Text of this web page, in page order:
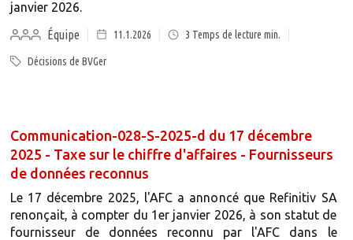
janvier 2026.
Équipe
11.1.2026 3 Temps de lecture min.
Décisions de BVGer
Communication-028-S-2025-d du 17 décembre
2025 - Taxe sur le chiffre d'affaires - Fournisseurs
de données reconnus
Le 17 décembre 2025, l'AFC a annoncé que Refinitiv SA
renonçait, à compter du 1er janvier 2026, à son statut de
fournisseur de données reconnu par l'AFC dans le